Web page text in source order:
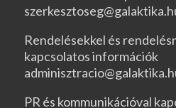
Rendelésekkel és
kapcsolatos információk
PR és kommunikációval